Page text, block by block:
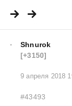
Shnurok
[+3150]
9 апреля 2018
#43493